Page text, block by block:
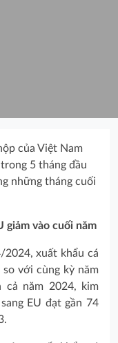
của Việt Nam
5 tháng đầu
những tháng cuối
giảm vào cuối năm
xuất khẩu cá
với cùng kỳ năm
cả năm 2024, kim
EU đạt gần 74